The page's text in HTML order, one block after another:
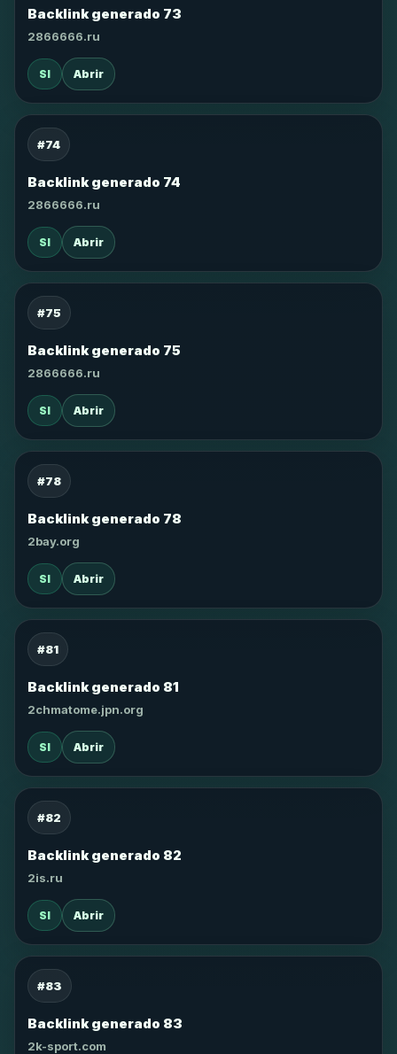
Backlink generado 73
2866666.ru
SI Abrir
#74
Backlink generado 74
2866666.ru
SI Abrir
#75
Backlink generado 75
2866666.ru
SI Abrir
#78
Backlink generado 78
2bay.org
SI Abrir
#81
Backlink generado 81
2chmatome.jpn.org
SI Abrir
#82
Backlink generado 82
2is.ru
SI Abrir
#83
Backlink generado 83
2k-sport.com